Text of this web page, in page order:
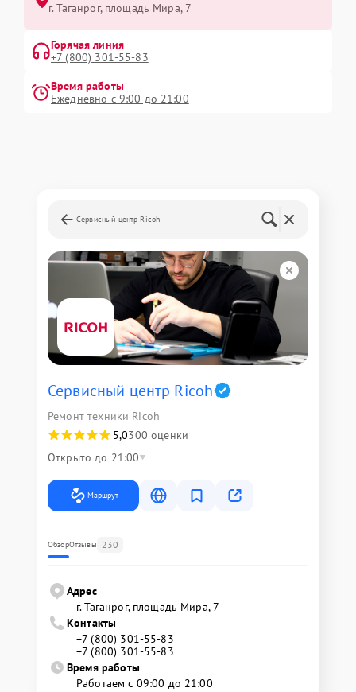
г. Таганрог, площадь Мира, 7
Горячая линия
+7 (800) 301-55-83
Время работы
Ежедневно с 9:00 до 21:00
Сервисный центр Ricoh
Сервисный центр Ricoh
Ремонт техники Ricoh
5,0300 оценки
Открыто до 21:00
Маршрут
ОбзорОтзывы 230
Адрес
г. Таганрог, площадь Мира, 7
Контакты
+7 (800) 301-55-83
+7 (800) 301-55-83
Время работы
Работаем с 09:00 до 21:00